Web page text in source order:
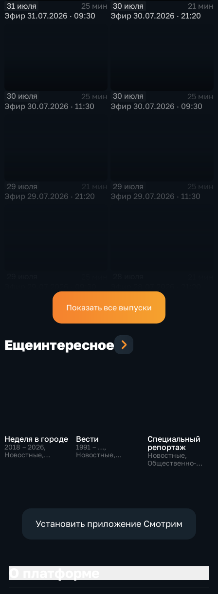
31 июля
25 мин
Эфир 31.07.2026 · 09:30
30 июля
21 мин
Эфир 30.07.2026 · 21:20
30 июля
25 мин
Эфир 30.07.2026 · 11:30
30 июля
25 мин
Эфир 30.07.2026 · 09:30
29 июля
21 мин
Эфир 29.07.2026 · 21:20
29 июля
25 мин
Эфир 29.07.2026 · 11:30
Показать все выпуски
Ещеинтересное
Неделя в городе
2018 – 2026,
Новостные,
Вести
1991 – …,
Новостные,
Специальный
репортаж
Новостные,
Общественно-
Установить приложение Смотрим